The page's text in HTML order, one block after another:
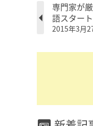
専門家が
語スター
2015年3月